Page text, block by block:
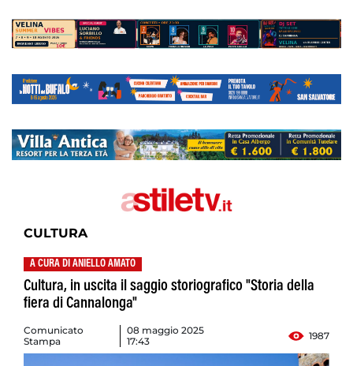
CULTURA
A CURA DI ANIELLO AMATO
Cultura, in uscita il saggio storiografico "Storia della
fiera di Cannalonga"
Comunicato
Stampa
08 maggio 2025
17:43
1987